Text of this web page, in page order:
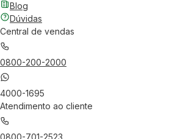
Blog
Dúvidas
Central de vendas
0800-200-2000
4000-1695
Atendimento ao cliente
0800-701-2523